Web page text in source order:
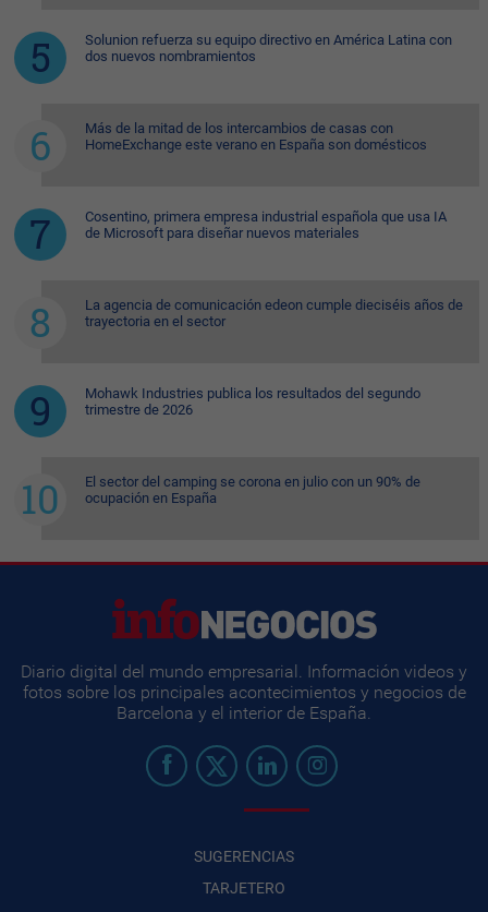
Solunion refuerza su equipo directivo en América Latina con
dos nuevos nombramientos
Más de la mitad de los intercambios de casas con
HomeExchange este verano en España son domésticos
Cosentino, primera empresa industrial española que usa IA
de Microsoft para diseñar nuevos materiales
La agencia de comunicación edeon cumple dieciséis años de
trayectoria en el sector
Mohawk Industries publica los resultados del segundo
trimestre de 2026
El sector del camping se corona en julio con un 90% de
ocupación en España
Diario digital del mundo empresarial. Información videos y
fotos sobre los principales acontecimientos y negocios de
Barcelona y el interior de España.
SUGERENCIAS
TARJETERO